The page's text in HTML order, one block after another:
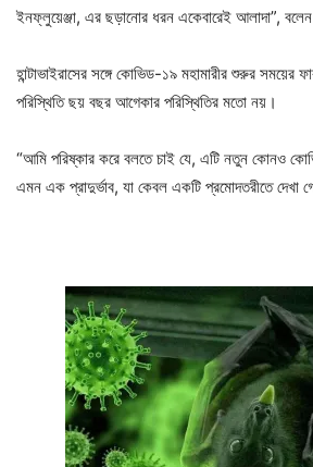
ইনফ্লুয়েঞ্জা, এর ছড়ানোর ধরন একেবারেই আলাদা”, বলেন
হান্টাভাইরাসের সঙ্গে কোভিড-১৯ মহামারীর শুরুর সময়ের
পরিস্থিতি ছয় বছর আগেকার পরিস্থিতির মতো নয়।
“আমি পরিষ্কার করে বলতে চাই যে, এটি নতুন কোনও
এমন এক প্রাদুর্ভাব, যা কেবল একটি প্রমোদতরীতে দেখা